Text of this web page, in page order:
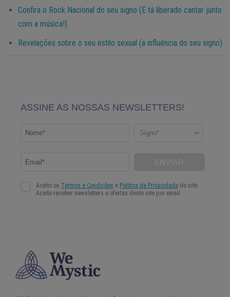
Confira o Rock Nacional do seu signo (E tá liberado cantar junto
com a música!)
Revelações sobre o seu estilo sexual (a influência do seu signo)